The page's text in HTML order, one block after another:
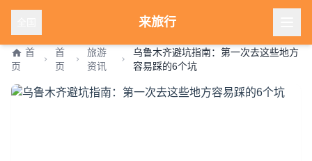
来旅行
首
页
首
页
旅游
资讯
乌鲁木齐避坑指南：第一次去这些地方
容易踩的6个坑